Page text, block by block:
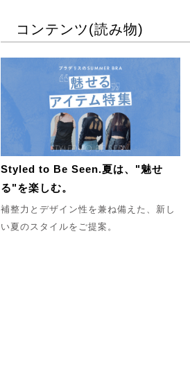
コンテンツ(読み物)
Styled to Be Seen.夏は、"魅せ
る"を楽しむ。
補整力とデザイン性を兼ね備えた、新し
い夏のスタイルをご提案。